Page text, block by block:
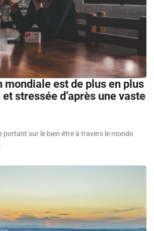
mondiale est de plus en plus
stressée d’après une vaste
portant sur le bien-être à travers le monde